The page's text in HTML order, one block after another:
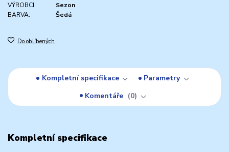
VÝROBCI:
Sezon
BARVA:
Šedá
Do oblíbených
Kompletní specifikace
Parametry
Komentáře
0
Kompletní specifikace